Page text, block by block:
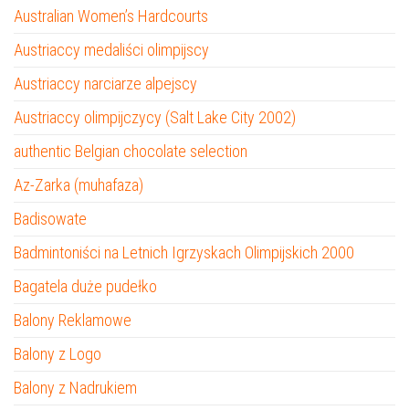
Australian Women’s Hardcourts
Austriaccy medaliści olimpijscy
Austriaccy narciarze alpejscy
Austriaccy olimpijczycy (Salt Lake City 2002)
authentic Belgian chocolate selection
Az-Zarka (muhafaza)
Badisowate
Badmintoniści na Letnich Igrzyskach Olimpijskich 2000
Bagatela duże pudełko
Balony Reklamowe
Balony z Logo
Balony z Nadrukiem